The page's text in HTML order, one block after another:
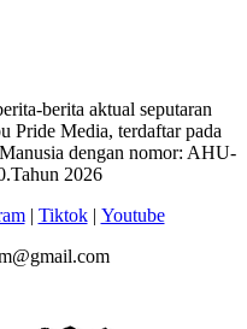
berita aktual seputaran
Pride Media, terdaftar pada
dengan nomor: AHU-
2026
| Tiktok| Youtube